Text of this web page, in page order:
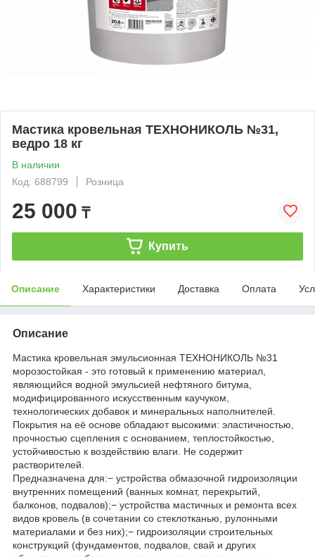
Мастика кровельная ТЕХНОНИКОЛЬ №31,
ведро 18 кг
В наличии
Код: 688799
Розница
25 000 ₸
Купить
Описание Характеристики Доставка Оплата
Описание
Мастика кровельная эмульсионная ТЕХНОНИКОЛЬ №31
морозостойкая - это готовый к применению материал,
являющийся водной эмульсией нефтяного битума,
модифицированного искусственным каучуком,
технологических добавок и минеральных наполнителей.
Покрытия на её основе обладают высокими: эластичностью,
прочностью сцепления с основанием, теплостойкостью,
устойчивостью к воздействию влаги. Не содержит
растворителей.
Предназначена для:− устройства обмазочной гидроизоляции
внутренних помещений (ванных комнат, перекрытий,
балконов, подвалов);− устройства мастичных и ремонта всех
видов кровель (в сочетании со стеклотканью, рулонными
материалами и без них);− гидроизоляции строительных
конструкций (фундаментов, подвалов, свай и других